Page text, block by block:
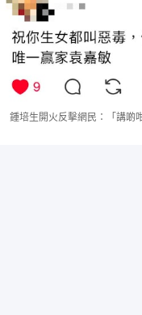
鍾培生開火反擊網民：「講啲